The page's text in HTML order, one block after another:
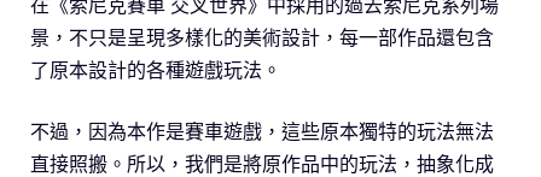
景，不只是呈現多樣化的美術設計，每一部作品還包含
了原本設計的各種遊戲玩法。
不過，因為本作是賽車遊戲，這些原本獨特的玩法無法
直接照搬。所以，我們是將原作品中的玩法，抽象化成